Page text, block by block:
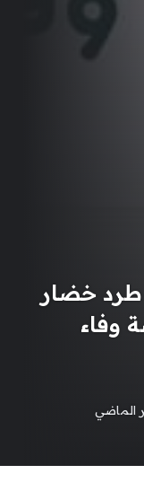
رابط التسجيل في 1000 طرد خضار
وفاء
الماضي